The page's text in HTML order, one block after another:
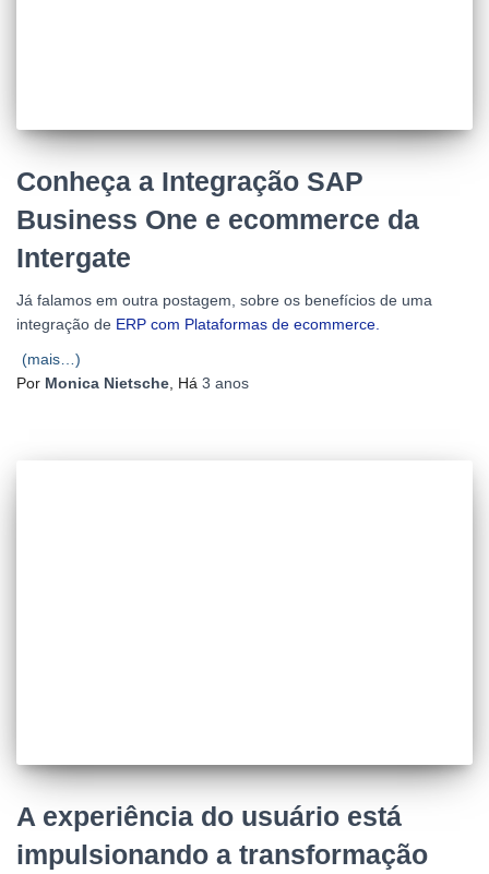
Conheça a Integração SAP
Business One e ecommerce da
Intergate
Já falamos em outra postagem, sobre os benefícios de uma
integração de ERP com Plataformas de ecommerce.
(mais…)
Por Monica Nietsche, Há 3 anos
A experiência do usuário está
impulsionando a transformação